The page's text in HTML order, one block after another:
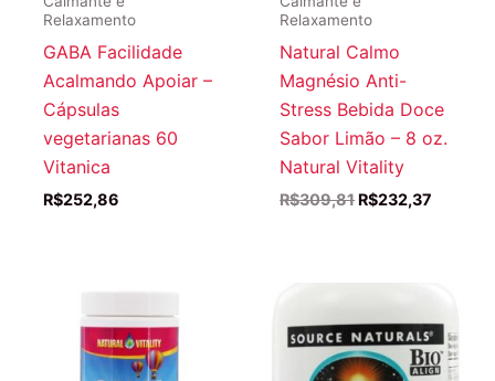
Relaxamento
GABA Facilidade
Acalmando Apoiar –
Cápsulas
vegetarianas 60
Vitanica
R$252,86
Relaxamento
Natural Calmo
Magnésio Anti-
Stress Bebida Doce
Sabor Limão – 8 oz.
Natural Vitality
R$309,81 O
R$232,37